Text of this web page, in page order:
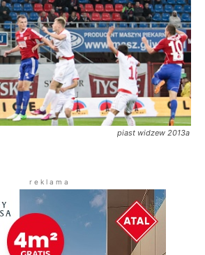
piast widzew 2013a
r e k l a m a